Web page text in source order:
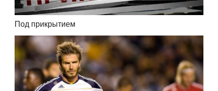
Под прикрытием